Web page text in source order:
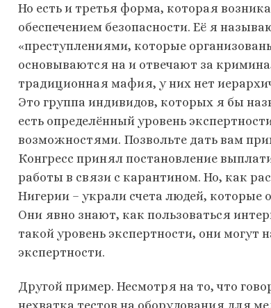
Но есть и третья форма, которая
обеспечением безопасности. Её я
«преступлениями, которые
основываются на и отвечают за
традиционная мафия, у них нет
Это группа индивидов, которых я бы
есть определённый уровень
возможностями. Позвольте дать вам
Конгресс принял постановление
работы в связи с карантином. Но, как
Нигерии – украли счета людей, которые
Они явно знают, как пользоваться
такой уровень экспертности, они могут
экспертности.
Другой пример. Несмотря на то, что